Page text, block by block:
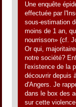
Une enquête
effectuée par
sous-estimation
moins de 1 an,
nourrisson» (cf.
Or qui,
notre société?
l'existence de la
découvrir depuis
d'Angers. Je
dans le box des
sur cette